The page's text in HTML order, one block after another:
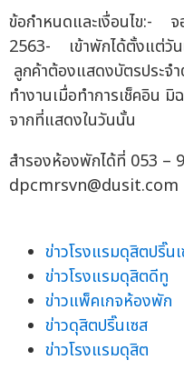
ข้อกำหนดและเงื่อนไข:-
2563- เข้าพักได้ตั้งแต่
ลูกค้าต้องแสดงบัตรประจ
ทำงานเมื่อทำการเช็คอิน มิ
จากที่แสดงในวันนั้น
สำรองห้องพักได้ที่ 053 –
dpcmrsvn@dusit.com
ข่าวโรงแรมดุสิตปริ๊น
ข่าวโรงแรมดุสิตดีทู
ข่าวแพ็คเกจห้องพัก
ข่าวดุสิตปริ๊นเซส
ข่าวโรงแรมดุสิต